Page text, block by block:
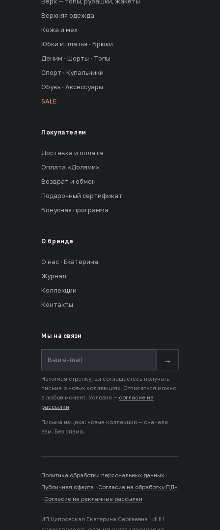
Верхняя одежда
Кожа и мех
Юбки и платья · Брюки
Деним · Шорты · Топы
Спорт · Купальники
Обувь · Аксессуары
SALE
Покупателям
Доставка и оплата
Оплата «Долями»
Возврат и обмен
Подарочный сертификат
Бонусная программа
О бренде
О нас · Екатерина
Журнал
Коллекции
Контакты
Мы на связи
→
Нажимая стрелку, вы соглашаетесь получать
письма о новых коллекциях. Отписаться можно
в любой момент. Условия — согласие на
рассылки
Письма из цеха: новые коллекции — сначала
вам. Без спама.
Политика обработки персональных данных ·
Публичная оферта · Согласие на обработку ПДн
· Согласие на рекламные рассылки
ИП Ципровская Екатерина Сергеевна · ИНН